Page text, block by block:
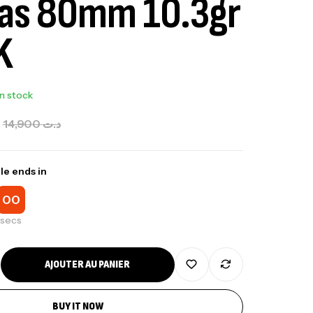
80mm 10.3gr
stock
د.ت14,900
ends in
00
secs
AJOUTER AU PANIER
BUY IT NOW